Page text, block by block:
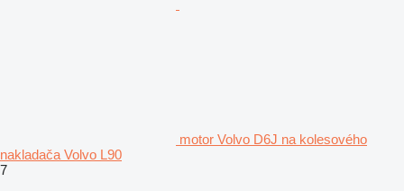
motor Volvo D6J na kolesového
nakladača Volvo L90
7